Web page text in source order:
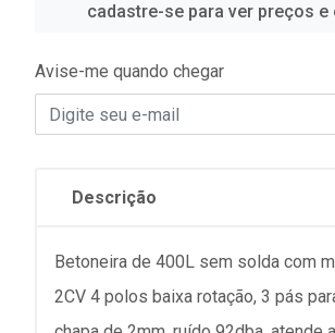
cadastre-se para ver preços e
Avise-me quando chegar
Descrição
Betoneira de 400L sem solda com
2CV 4 polos baixa rotação, 3 pás